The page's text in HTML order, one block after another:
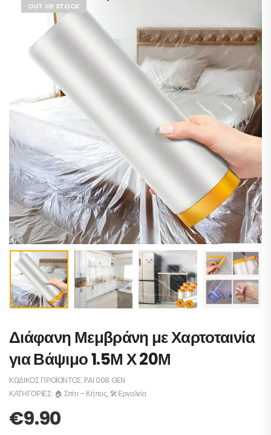
OUT OF STOCK
Διάφανη Μεμβράνη με Χαρτοταινία
για Βάψιμο 1.5Μ Χ 20Μ
ΚΩΔΙΚΌΣ ΠΡΟΪΌΝΤΟΣ: PAI.008.GEN
ΚΑΤΗΓΟΡΊΕΣ: 🏠 Σπίτι – Κήπος,🛠️ Εργαλεία
€9.90